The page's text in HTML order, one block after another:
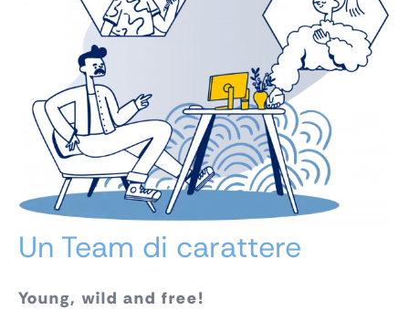
Un Team di carattere
Young, wild and free!